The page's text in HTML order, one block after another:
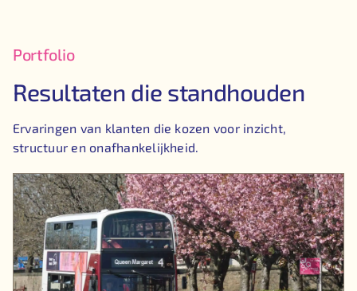
Portfolio
Resultaten die standhouden
Ervaringen van klanten die kozen voor inzicht,
structuur en onafhankelijkheid.